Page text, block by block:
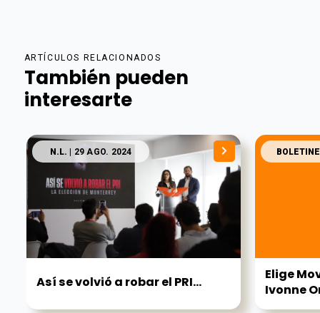
ARTÍCULOS RELACIONADOS
También pueden
interesarte
N.L. | 29 AGO. 2024
Así se volvió a robar el PRI...
Elige
Ivonne